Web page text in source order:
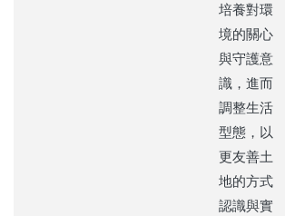
培養對環
境的關心
與守護意
識，進而
調整生活
型態，以
更友善土
地的方式
認識與實